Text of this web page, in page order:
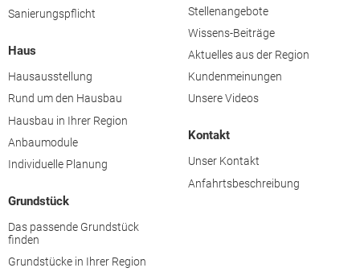
Sanierungspflicht
Haus
Hausausstellung
Rund um den Hausbau
Hausbau in Ihrer Region
Anbaumodule
Individuelle Planung
Grundstück
Das passende Grundstück
finden
Grundstücke in Ihrer Region
Stellenangebote
Wissens-Beiträge
Aktuelles aus der Region
Kundenmeinungen
Unsere Videos
Kontakt
Unser Kontakt
Anfahrtsbeschreibung